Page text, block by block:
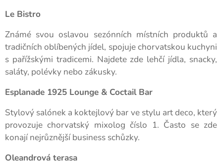
Le Bistro
Známé svou oslavou sezónních místních produktů a
tradičních oblíbených jídel, spojuje chorvatskou kuchyni
s pařížskými tradicemi. Najdete zde lehčí jídla, snacky,
saláty, polévky nebo zákusky.
Esplanade 1925 Lounge & Coctail Bar
Stylový salónek a koktejlový bar ve stylu art deco, který
provozuje chorvatský mixolog číslo 1. Často se zde
konají nejrůznější business schůzky.
Oleandrová terasa